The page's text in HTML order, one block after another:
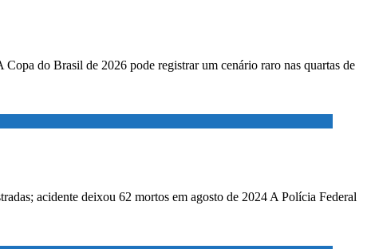
do Brasil de 2026 pode registrar um cenário raro nas quartas de
acidente deixou 62 mortos em agosto de 2024 A Polícia Federal